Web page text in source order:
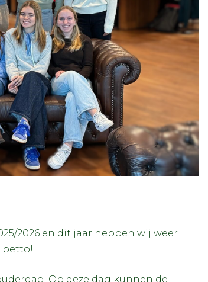
2026 en dit jaar hebben wij weer
petto!
Op deze dag kunnen de